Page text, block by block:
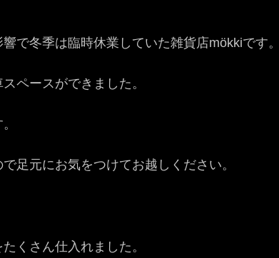
で冬季は臨時休業していた雑貨店mökkiです。
ペースができました。
足元にお気をつけてお越しください。
くさん仕入れました。